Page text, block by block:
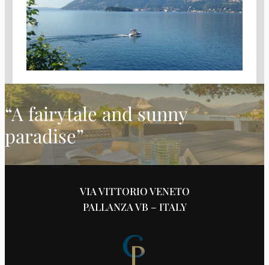
“A fairytale and sunny
paradise”
VIA VITTORIO VENETO
PALLANZA VB – ITALY